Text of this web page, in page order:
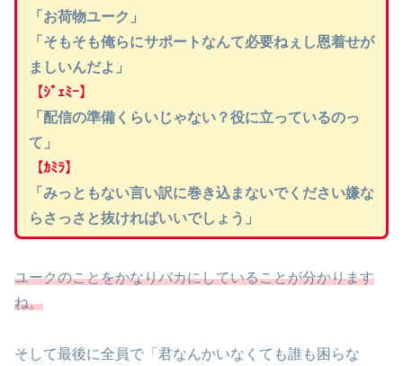
「お荷物ユーク」
「そもそも俺らにサポートなんて必要ねぇし恩着せが
ましいんだよ」
【ｼﾞｪﾐｰ】
「配信の準備くらいじゃない？役に立っているのっ
て」
【ｶﾐﾗ】
「みっともない言い訳に巻き込まないでください嫌な
らさっさと抜ければいいでしょう」
ユークのことをかなりバカにしていることが分かります
ね。
そして最後に全員で「君なんかいなくても誰も困らな